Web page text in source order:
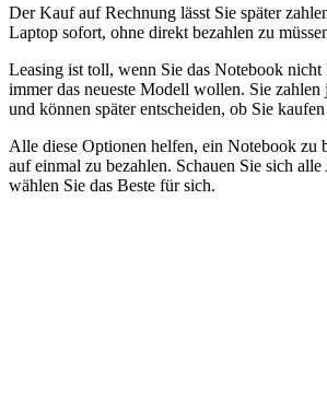
Der Kauf auf Rechnung lässt Sie später
Laptop sofort, ohne direkt bezahlen zu
Leasing ist toll, wenn Sie das Notebook nicht
immer das neueste Modell wollen. Sie
und können später entscheiden, ob Sie
Alle diese Optionen helfen, ein Notebook zu
auf einmal zu bezahlen. Schauen Sie sich
wählen Sie das Beste für sich.